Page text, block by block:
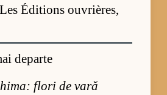
Édi­tions ou­vri­ères,
departe
flori de vară